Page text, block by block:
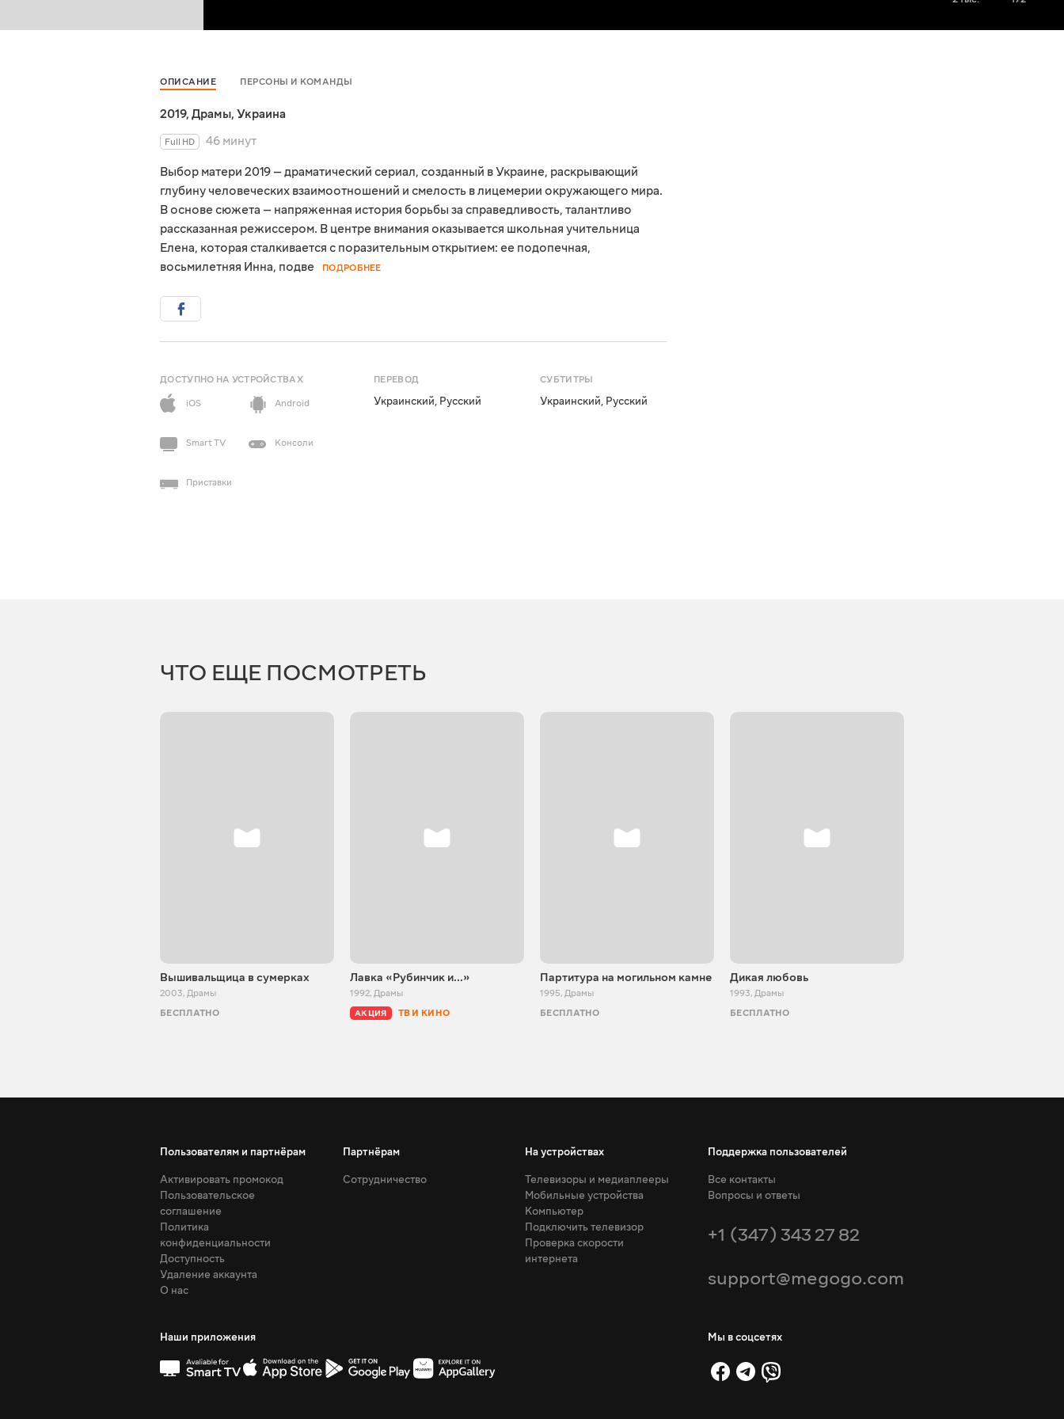
ОПИСАНИЕ ПЕРСОНЫ И КОМАНДЫ
2019, Драмы, Украина
Full HD
46 минут
Выбор матери 2019 — драматический сериал, созданный в Украине, раскрывающий
глубину человеческих взаимоотношений и смелость в лицемерии окружающего мира.
В основе сюжета — напряженная история борьбы за справедливость, талантливо
рассказанная режиссером. В центре внимания оказывается школьная учительница
Елена, которая сталкивается с поразительным открытием: ее подопечная,
восьмилетняя Инна, подве
ПОДРОБНЕЕ
ДОСТУПНО НА УСТРОЙСТВАХ
iOS
Android
Smart TV Консоли
Приставки
ПЕРЕВОД
Украинский, Русский
СУБТИТРЫ
Украинский, Русский
ЧТО ЕЩЕ ПОСМОТРЕТЬ
Вышивальщица в сумерках
2003, Драмы
БЕСПЛАТНО
Лавка «Рубинчик и...»
1992, Драмы
АКЦИЯ ТВ И КИНО
Партитура на могильном камне
1995, Драмы
БЕСПЛАТНО
Дикая любовь
1993, Драмы
БЕСПЛАТНО
Пользователям и партнёрам
Активировать промокод
Пользовательское
соглашение
Политика
конфиденциальности
Доступность
Удаление аккаунта
О нас
Партнёрам
Сотрудничество
На устройствах
Телевизоры и медиаплееры
Мобильные устройства
Компьютер
Подключить телевизор
Проверка скорости
интернета
Поддержка пользователей
Все контакты
Вопросы и ответы
+1 (347) 343 27 82
support@megogo.com
Наши приложения Мы в соцсетях